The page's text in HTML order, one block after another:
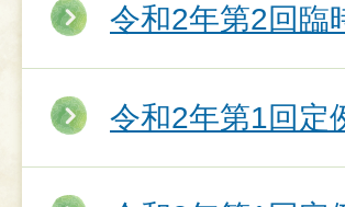
令和2年第2回臨
令和2年第1回定